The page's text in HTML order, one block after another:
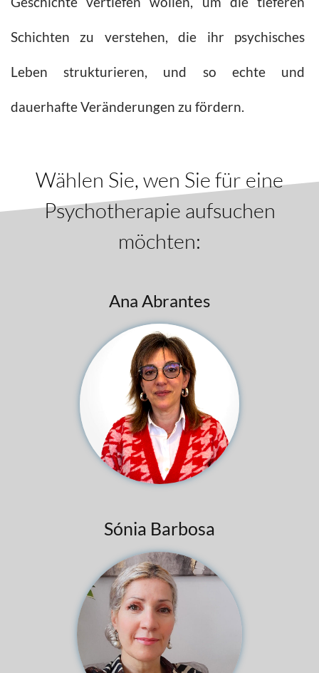
Schichten zu verstehen, die ihr psychisches
Leben strukturieren, und so echte und
dauerhafte Veränderungen zu fördern.
Wählen Sie, wen Sie für eine
Psychotherapie aufsuchen
möchten:
Ana Abrantes
Sónia Barbosa